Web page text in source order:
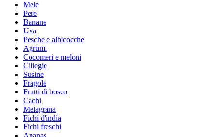
Mele
Pere
Banane
Uva
Pesche e albicocche
Agrumi
Cocomeri e meloni
Ciliegie
Susine
Fragole
Frutti di bosco
Cachi
Melagrana
Fichi d'india
Fichi freschi
Ananas